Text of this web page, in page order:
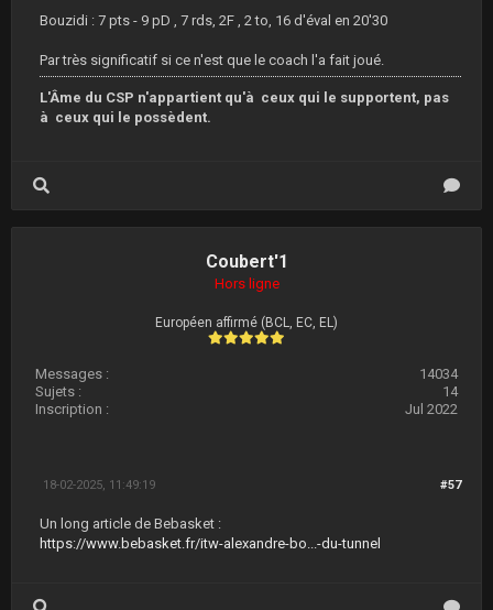
Bouzidi : 7 pts - 9 pD , 7 rds, 2F , 2 to, 16 d'éval en 20'30
Par très significatif si ce n'est que le coach l'a fait joué.
L'Âme du CSP n'appartient qu'à ceux qui le supportent, pas
à ceux qui le possèdent.
Coubert'1
Hors ligne
Européen affirmé (BCL, EC, EL)
Messages :
14034
Sujets :
14
Inscription :
Jul 2022
#57
18-02-2025, 11:49:19
Un long article de Bebasket :
https://www.bebasket.fr/itw-alexandre-bo...-du-tunnel